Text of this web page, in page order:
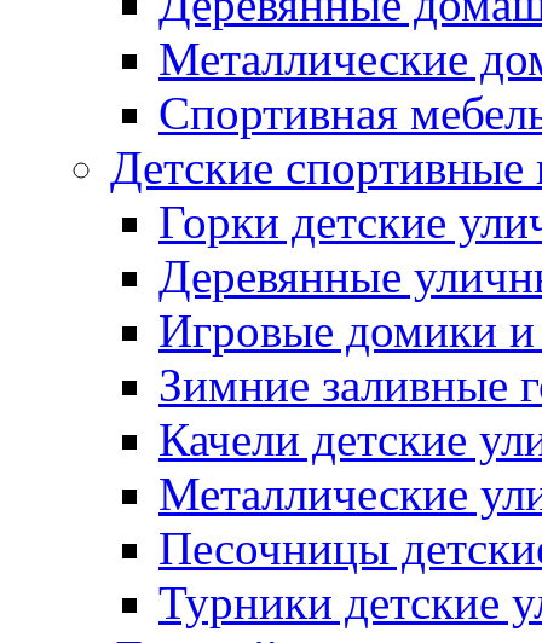
Металлические
Спортивная
Детские
Горки детские
Деревянные
Игровые домики и
Зимние заливные
Качели детские
Металлические
Песочницы
Турники детские